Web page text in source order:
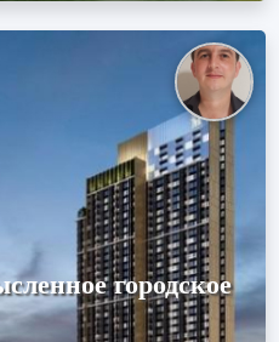
городское